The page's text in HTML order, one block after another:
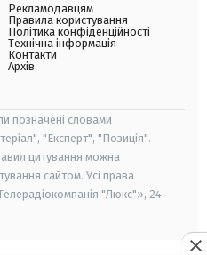
Рекламодавцям
Правила користування
Політика конфіденційності
Технічна інформація
Контакти
Архів
позначені словами
"Експерт", "Позиція".
цитування можна
сайтом. Усі права
"Люкс"», 24